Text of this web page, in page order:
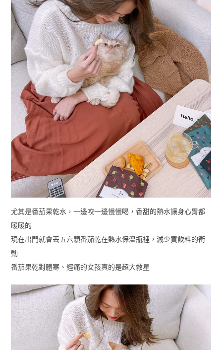
尤其是番茄果乾水，一邊咬一邊慢慢喝，香甜的熱水讓身心胃都
暖暖的
現在出門就會丟五六顆番茄乾在熱水保溫瓶裡，減少買飲料的衝
動
番茄果乾對體寒、經痛的女孩真的是超大救星